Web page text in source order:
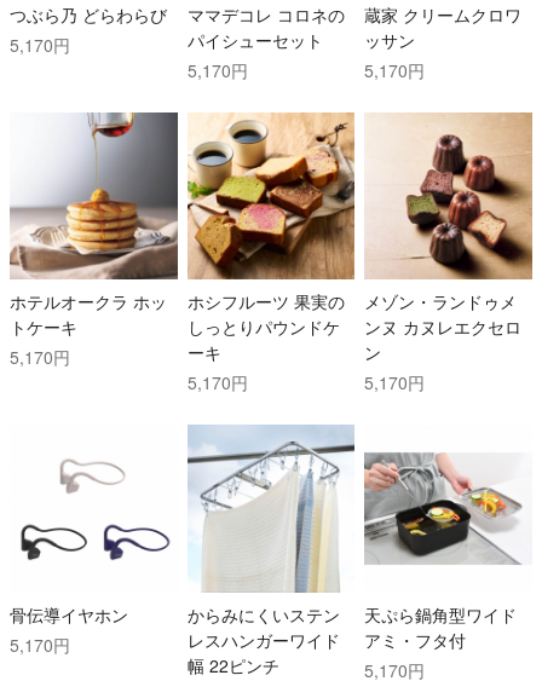
つぶら乃 どらわらび
5,170円
ママデコレ コロネの
パイシューセット
5,170円
蔵家 クリームクロワ
ッサン
5,170円
ホテルオークラ ホッ
トケーキ
5,170円
ホシフルーツ 果実の
しっとりパウンドケ
ーキ
5,170円
メゾン・ランドゥメ
ンヌ カヌレエクセロ
ン
5,170円
骨伝導イヤホン
5,170円
からみにくいステン
レスハンガーワイド
幅 22ピンチ
天ぷら鍋角型ワイド
アミ・フタ付
5,170円